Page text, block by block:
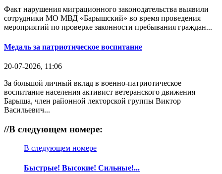
Факт нарушения миграционного законодательства выявили
сотрудники МО МВД «Барышский» во время проведения
мероприятий по проверке законности пребывания граждан...
Медаль за патриотическое воспитание
20-07-2026, 11:06
За большой личный вклад в военно-патриотическое
воспитание населения активист ветеранского движения
Барыша, член районной лекторской группы Виктор
Васильевич...
//В следующем номере:
В следующем номере
Быстрые! Высокие! Сильные!...